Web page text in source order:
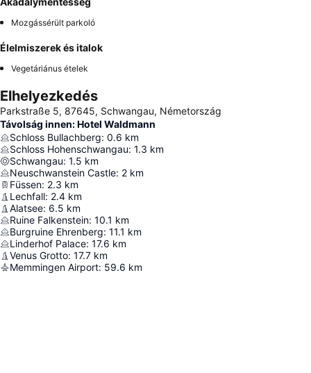
Mozgássérült parkoló
Élelmiszerek és italok
Vegetáriánus ételek
Elhelyezkedés
Parkstraße 5, 87645, Schwangau, Németország
Távolság innen: Hotel Waldmann
Schloss Bullachberg: 0.6 km
Schloss Hohenschwangau: 1.3 km
Schwangau: 1.5 km
Neuschwanstein Castle: 2 km
Füssen: 2.3 km
Lechfall: 2.4 km
Alatsee: 6.5 km
Ruine Falkenstein: 10.1 km
Burgruine Ehrenberg: 11.1 km
Linderhof Palace: 17.6 km
Venus Grotto: 17.7 km
Memmingen Airport: 59.6 km